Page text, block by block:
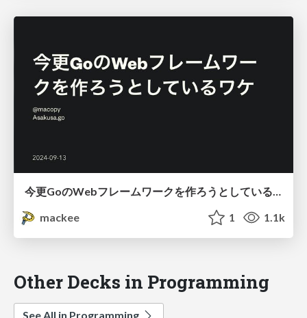
今更GoのWebフレームワークを作ろうとしているワケ / Why am I trying to create a Go web framework now?
mackee
1 1.1k
Other Decks in Programming
See All in Programming